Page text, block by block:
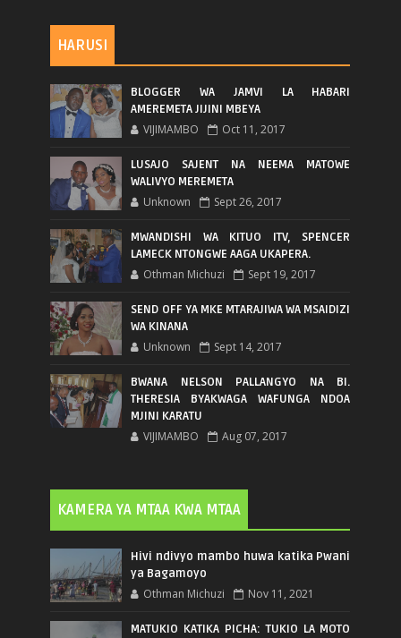
HARUSI
BLOGGER WA JAMVI LA HABARI
AMEREMETA JIJINI MBEYA
VIJIMAMBO Oct 11, 2017
LUSAJO SAJENT NA NEEMA MATOWE
WALIVYO MEREMETA
Unknown Sept 26, 2017
MWANDISHI WA KITUO ITV, SPENCER
LAMECK NTONGWE AAGA UKAPERA.
Othman Michuzi Sept 19, 2017
SEND OFF YA MKE MTARAJIWA WA MSAIDIZI
WA KINANA
Unknown Sept 14, 2017
BWANA NELSON PALLANGYO NA BI.
THERESIA BYAKWAGA WAFUNGA NDOA
MJINI KARATU
VIJIMAMBO Aug 07, 2017
KAMERA YA MTAA KWA MTAA
Hivi ndivyo mambo huwa katika Pwani
ya Bagamoyo
Othman Michuzi Nov 11, 2021
MATUKIO KATIKA PICHA: TUKIO LA MOTO